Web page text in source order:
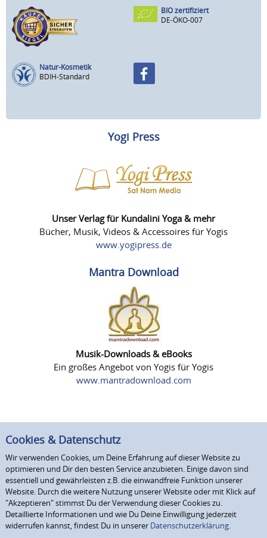
BIO zertifiziert
DE-ÖKO-007
Natur-Kosmetik
BDIH-Standard
Yogi Press
Unser Verlag für Kundalini Yoga & mehr
Bücher, Musik, Videos & Accessoires für Yogis
www.yogipress.de
Mantra Download
Musik-Downloads & eBooks
Ein großes Angebot von Yogis für Yogis
www.mantradownload.com
Cookies & Datenschutz
Wir verwenden Cookies, um Deine Erfahrung auf dieser Website zu
optimieren und Dir den besten Service anzubieten. Einige davon sind
essentiell und gewährleisten z.B. die einwandfreie Funktion unserer
Website. Durch die weitere Nutzung unserer Website oder mit Klick auf
"Akzeptieren" stimmst Du der Verwendung dieser Cookies zu.
Detaillierte Informationen und wie Du Deine Einwilligung jederzeit
widerrufen kannst, findest Du in unserer Datenschutzerklärung.